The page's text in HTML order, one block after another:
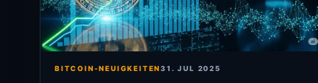
BITCOIN-NEUIGKEITEN31. JUL 2025